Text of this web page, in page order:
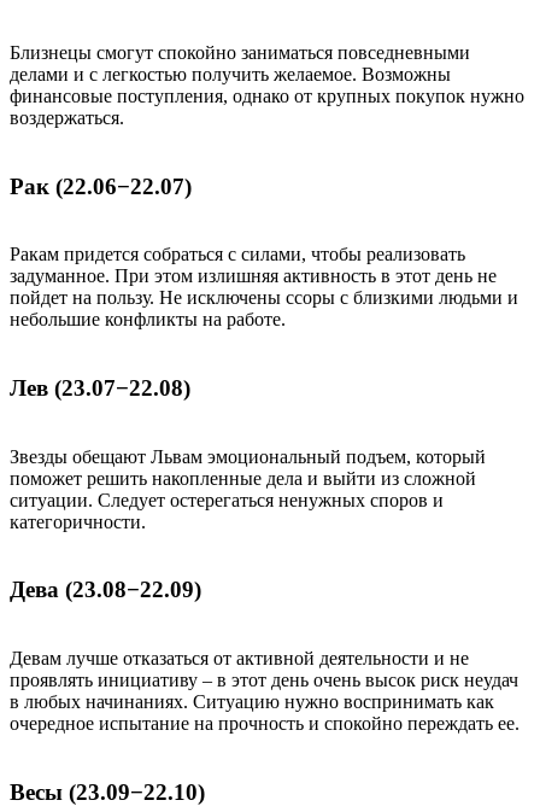
Близнецы смогут спокойно заниматься повседневными
делами и с легкостью получить желаемое. Возможны
финансовые поступления, однако от крупных покупок нужно
воздержаться.
Рак (22.06−22.07)
Ракам придется собраться с силами, чтобы реализовать
задуманное. При этом излишняя активность в этот день не
пойдет на пользу. Не исключены ссоры с близкими людьми и
небольшие конфликты на работе.
Лев (23.07−22.08)
Звезды обещают Львам эмоциональный подъем, который
поможет решить накопленные дела и выйти из сложной
ситуации. Следует остерегаться ненужных споров и
категоричности.
Дева (23.08−22.09)
Девам лучше отказаться от активной деятельности и не
проявлять инициативу – в этот день очень высок риск неудач
в любых начинаниях. Ситуацию нужно воспринимать как
очередное испытание на прочность и спокойно переждать ее.
Весы (23.09−22.10)